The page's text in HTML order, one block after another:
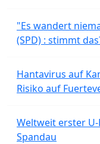
"Es wandert
(SPD) : stimmt
Hantavirus auf
Risiko auf
Weltweit erster
Spandau